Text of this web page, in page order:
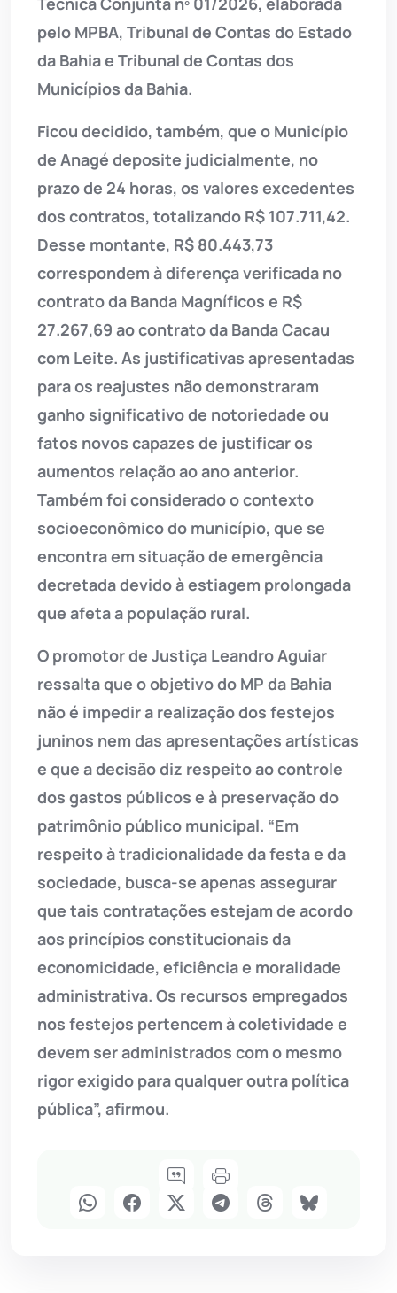
pelo MPBA, Tribunal de Contas do Estado
da Bahia e Tribunal de Contas dos
Municípios da Bahia.
Ficou decidido, também, que o Município
de Anagé deposite judicialmente, no
prazo de 24 horas, os valores excedentes
dos contratos, totalizando R$ 107.711,42.
Desse montante, R$ 80.443,73
correspondem à diferença verificada no
contrato da Banda Magníficos e R$
27.267,69 ao contrato da Banda Cacau
com Leite. As justificativas apresentadas
para os reajustes não demonstraram
ganho significativo de notoriedade ou
fatos novos capazes de justificar os
aumentos relação ao ano anterior.
Também foi considerado o contexto
socioeconômico do município, que se
encontra em situação de emergência
decretada devido à estiagem prolongada
que afeta a população rural.
O promotor de Justiça Leandro Aguiar
ressalta que o objetivo do MP da Bahia
não é impedir a realização dos festejos
juninos nem das apresentações artísticas
e que a decisão diz respeito ao controle
dos gastos públicos e à preservação do
patrimônio público municipal. “Em
respeito à tradicionalidade da festa e da
sociedade, busca-se apenas assegurar
que tais contratações estejam de acordo
aos princípios constitucionais da
economicidade, eficiência e moralidade
administrativa. Os recursos empregados
nos festejos pertencem à coletividade e
devem ser administrados com o mesmo
rigor exigido para qualquer outra política
pública”, afirmou.